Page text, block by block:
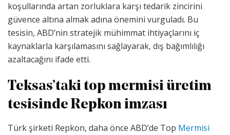
koşullarında artan zorluklara karşı tedarik zincirini
güvence altına almak adına önemini vurguladı. Bu
tesisin, ABD’nin stratejik mühimmat ihtiyaçlarını iç
kaynaklarla karşılamasını sağlayarak, dış bağımlılığı
azaltacağını ifade etti​.
Teksas’taki top mermisi üretim
tesisinde Repkon imzası
Türk şirketi Repkon, daha önce ABD’de Top Mermisi